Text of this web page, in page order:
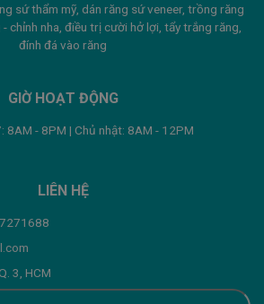
sứ thẩm mỹ, dán răng sứ veneer, trồng răng
chỉnh nha, điều trị cười hở lợi, tẩy trắng răng,
đính đá vào răng
GIỜ HOẠT ĐỘNG
8AM - 8PM | Chủ nhật: 8AM - 12PM
LIÊN HỆ
3, HCM